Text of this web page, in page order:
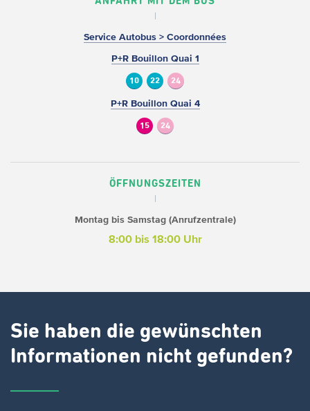
Service Autobus > Coordonnées
P+R Bouillon Quai 1
10 22 24
P+R Bouillon Quai 4
15 24
ÖFFNUNGSZEITEN
Montag bis Samstag (Anrufzentrale)
8:00 bis 18:00 Uhr
Sie haben die gewünschten
Informationen nicht gefunden?